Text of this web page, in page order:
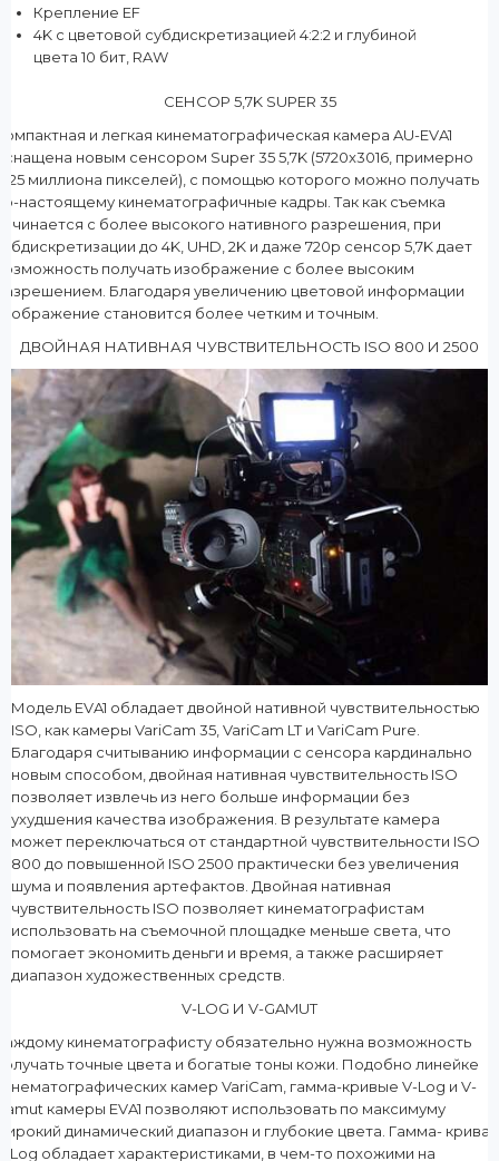
Крепление EF
4K с цветовой субдискретизацией 4:2:2 и глубиной
цвета 10 бит, RAW
СЕНСОР 5,7K SUPER 35
и легкая кинематографическая камера AU-EVA1
новым сенсором Super 35 5,7K (5720x3016, примерно
миллиона пикселей), с помощью которого можно получать
настоящему кинематографичные кадры. Так как съемка
с более высокого нативного разрешения, при
до 4K, UHD, 2K и даже 720p сенсор 5,7K дает
получать изображение с более высоким
Благодаря увеличению цветовой информации
становится более четким и точным.
ДВОЙНАЯ НАТИВНАЯ ЧУВСТВИТЕЛЬНОСТЬ ISO 800 И 2500
Модель EVA1 обладает двойной нативной чувствительностью
ISO, как камеры VariCam 35, VariCam LT и VariCam Pure.
Благодаря считыванию информации с сенсора кардинально
новым способом, двойная нативная чувствительность ISO
позволяет извлечь из него больше информации без
ухудшения качества изображения. В результате камера
может переключаться от стандартной чувствительности ISO
800 до повышенной ISO 2500 практически без увеличения
шума и появления артефактов. Двойная нативная
чувствительность ISO позволяет кинематографистам
использовать на съемочной площадке меньше света, что
помогает экономить деньги и время, а также расширяет
диапазон художественных средств.
V-LOG И V-GAMUT
кинематографисту обязательно нужна возможность
точные цвета и богатые тоны кожи. Подобно линейке
камер VariCam, гамма-кривые V-Log и V-
камеры EVA1 позволяют использовать по максимуму
динамический диапазон и глубокие цвета. Гамма- кривая
Log обладает характеристиками, в чем-то похожими на